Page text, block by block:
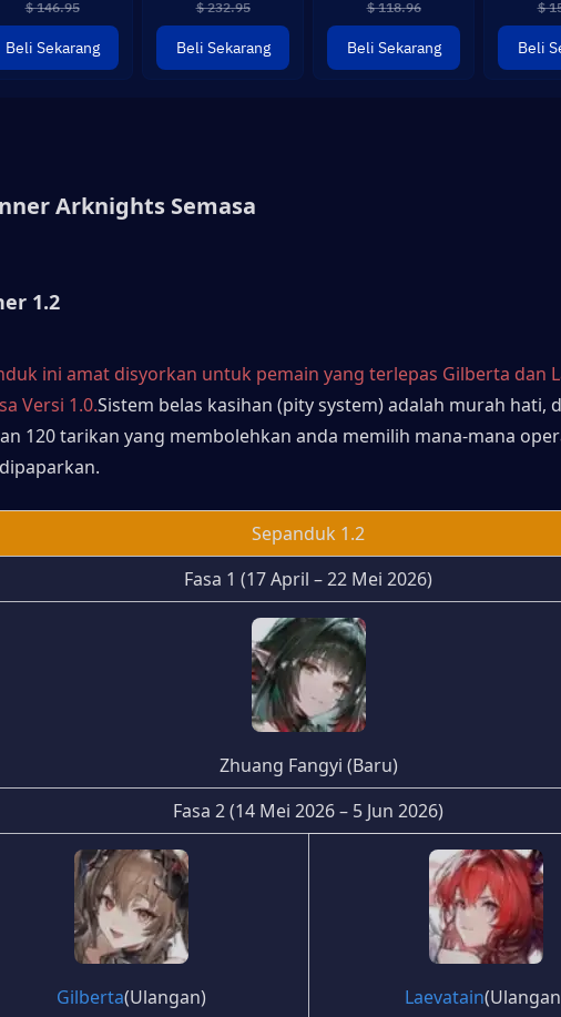
$ 146.95
Beli Sekarang
$ 232.95
Beli Sekarang
$ 118.96
Beli Sekarang
$
Beli
Arknights Semasa
1.2
ini amat disyorkan untuk pemain yang terlepas Gilberta dan
Versi 1.0.Sistem belas kasihan (pity system) adalah murah hati,
120 tarikan yang membolehkan anda memilih mana-mana
Sepanduk 1.2
Fasa 1 (17 April – 22 Mei 2026)
Zhuang Fangyi (Baru)
Fasa 2 (14 Mei 2026 – 5 Jun 2026)
Gilberta(Ulangan) Laevatain